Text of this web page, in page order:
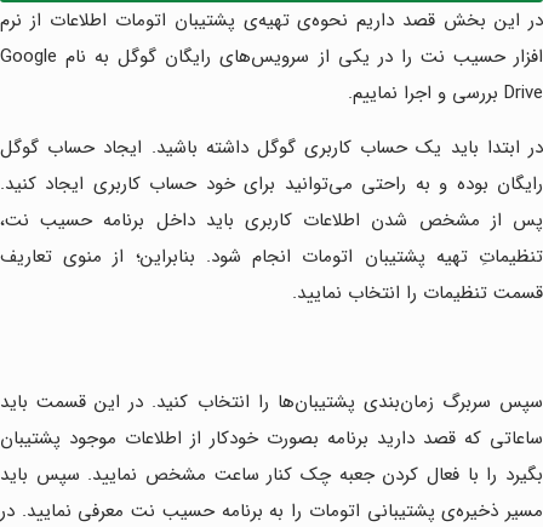
در این بخش قصد داریم نحوه‌ی تهیه‌ی پشتیبان اتومات اطلاعات از نرم
افزار حسیب نت را در یکی از سرویس‌های رایگان گوگل به نام Google
Drive بررسی و اجرا نماییم.
در ابتدا باید یک حساب کاربری گوگل داشته باشید. ایجاد حساب گوگل
رایگان بوده و به راحتی می‌توانید برای خود حساب کاربری ایجاد کنید.
پس از مشخص شدن اطلاعات کاربری باید داخل برنامه حسیب نت،
تنظیماتِ تهیه پشتیبان اتومات انجام شود. بنابراین؛ از منوی تعاریف
قسمت تنظیمات را انتخاب نمایید.
سپس سربرگ زمان‌بندی پشتیبان‌ها را انتخاب کنید. در این قسمت باید
ساعاتی که قصد دارید برنامه بصورت خودکار از اطلاعات موجود پشتیبان
بگیرد را با فعال کردن جعبه چک کنار ساعت مشخص نمایید. سپس باید
مسیر ذخیر‌ه‌ی پشتیبانی اتومات را به برنامه حسیب نت معرفی نمایید. در